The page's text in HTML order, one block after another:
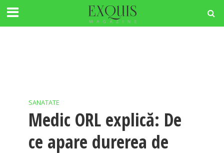
SANATATE
Medic ORL explică: De
ce apare durerea de